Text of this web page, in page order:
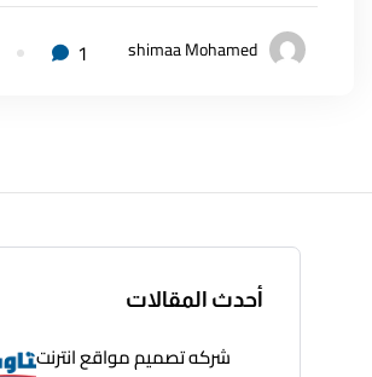
أحدث المقالات
شركه تصميم مواقع انترنت
shimaa Mohamed
1